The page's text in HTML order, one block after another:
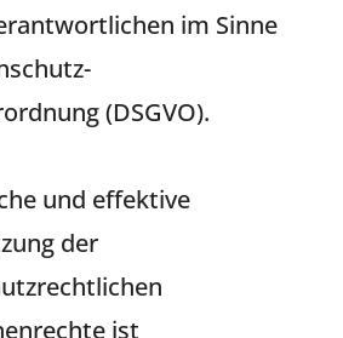
im Sinne
(DSGVO).
und effektive
der
ist